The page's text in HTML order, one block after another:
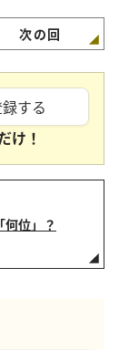
次の回
する
け！
位」？